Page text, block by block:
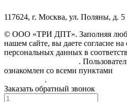
117624, г. Москва, ул. Поляны, д. 5
© ООО «ТРИ ДПТ». Заполняя
нашем сайте, вы даете согласие
персональных данных в
.
ознакомлен со всеми пунктами
.
Заказать обратный звонок